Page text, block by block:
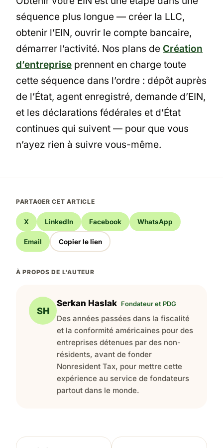
séquence plus longue — créer la LLC,
obtenir l’EIN, ouvrir le compte bancaire,
démarrer l’activité. Nos plans de Création
d’entreprise prennent en charge toute
cette séquence dans l’ordre : dépôt auprès
de l’État, agent enregistré, demande d’EIN,
et les déclarations fédérales et d’État
continues qui suivent — pour que vous
n’ayez rien à suivre vous-même.
PARTAGER CET ARTICLE
X LinkedIn Facebook WhatsApp
Email Copier le lien
À PROPOS DE L'AUTEUR
SH
Serkan Haslak Fondateur et PDG
Des années passées dans la fiscalité
et la conformité américaines pour des
entreprises détenues par des non-
résidents, avant de fonder
Nonresident Tax, pour mettre cette
expérience au service de fondateurs
partout dans le monde.